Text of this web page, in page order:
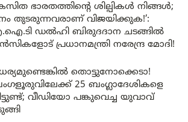
ഭാരതത്തിന്റെ ശില്പികൾ നിങ്ങൾ;
തുടരുന്നവരാണ് വിജയിക്കുക!’:
ഡൽഹി ബിരുദദാന ചടങ്ങിൽ
പ്രധാനമന്ത്രി നരേന്ദ്ര മോദി!
തൊട്ടുനോക്കെടാ!
25 ബംഗ്ലാദേശികളെ
വീഡിയോ പങ്കുവെച്ച യുവാവ്